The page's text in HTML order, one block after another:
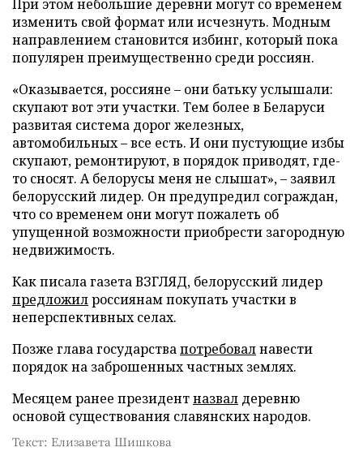
При этом небольшие деревни могут со временем
изменить свой формат или исчезнуть. Модным
направлением становится избинг, который пока
популярен преимущественно среди россиян.
«Оказывается, россияне – они батьку услышали:
скупают вот эти участки. Тем более в Беларуси
развитая система дорог железных,
автомобильных – все есть. И они пустующие избы
скупают, ремонтируют, в порядок приводят, где-
то сносят. А белорусы меня не слышат», – заявил
белорусский лидер. Он предупредил сограждан,
что со временем они могут пожалеть об
упущенной возможности приобрести загородную
недвижимость.
Как писала газета ВЗГЛЯД, белорусский лидер
предложилроссиянам покупать участки в
неперспективных селах.
Позже глава государствапотребовалнавести
порядок на заброшенных частных землях.
Месяцем ранее президентназвал деревню
основой существования славянских народов.
Текст: Елизавета Шишкова